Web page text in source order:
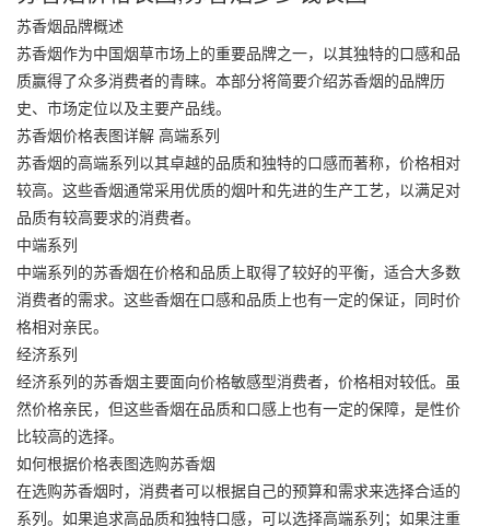
苏香烟品牌概述
苏香烟作为中国烟草市场上的重要品牌之一，以其独特的口感和品
质赢得了众多消费者的青睐。本部分将简要介绍苏香烟的品牌历
史、市场定位以及主要产品线。
苏香烟价格表图详解 高端系列
苏香烟的高端系列以其卓越的品质和独特的口感而著称，价格相对
较高。这些香烟通常采用优质的烟叶和先进的生产工艺，以满足对
品质有较高要求的消费者。
中端系列
中端系列的苏香烟在价格和品质上取得了较好的平衡，适合大多数
消费者的需求。这些香烟在口感和品质上也有一定的保证，同时价
格相对亲民。
经济系列
经济系列的苏香烟主要面向价格敏感型消费者，价格相对较低。虽
然价格亲民，但这些香烟在品质和口感上也有一定的保障，是性价
比较高的选择。
如何根据价格表图选购苏香烟
在选购苏香烟时，消费者可以根据自己的预算和需求来选择合适的
系列。如果追求高品质和独特口感，可以选择高端系列；如果注重